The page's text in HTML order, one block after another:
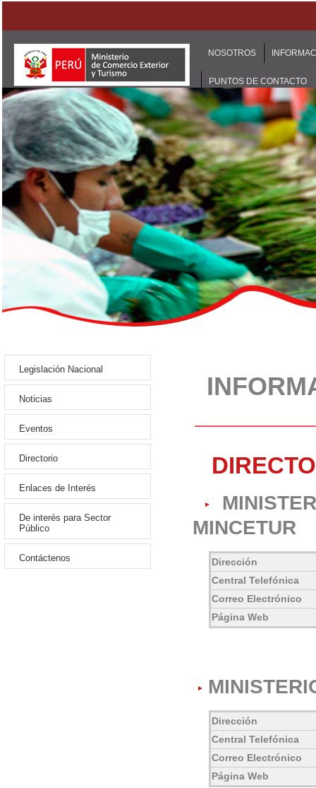
NOSOTROS
PUNTOS DE CONTACTO
Legislación Nacional
Noticias
Eventos
Directorio
Enlaces de Interés
De interés para Sector
Público
Contáctenos
MINCETUR
Dirección
Central Telefónica
Correo Electrónico
Página Web
Dirección
Central Telefónica
Correo Electrónico
Página Web